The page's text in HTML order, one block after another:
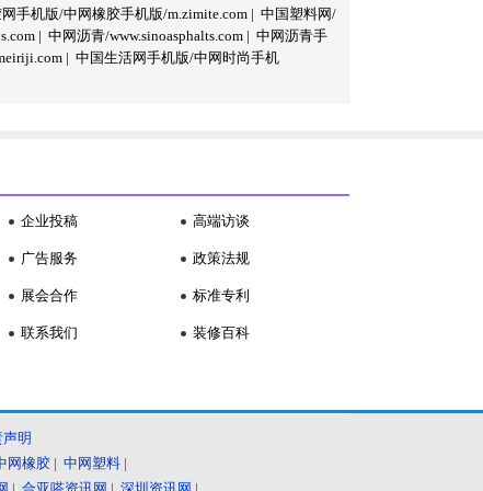
手机版/中网橡胶手机版/m.zimite.com | 中国塑料网/
| 中网沥青/www.sinoasphalts.com | 中网沥青手
| 中国生活网手机版/中网时尚手机
企业投稿
广告服务
展会合作
联系我们
高端访谈
政策法规
标准专利
装修百科
明
网橡胶 | 中网塑料 |